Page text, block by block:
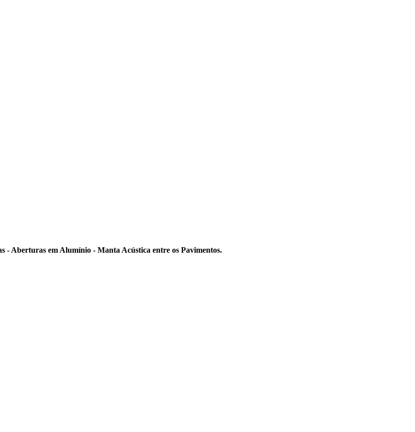
Aberturas em Alumínio - Manta Acústica entre os Pavimentos.